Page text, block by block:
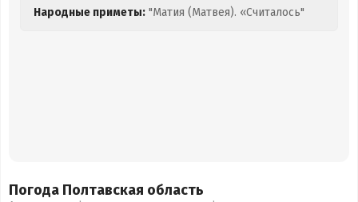
Народные приметы: "Матия (Матвея). «Считалось"
Погода Полтавская область